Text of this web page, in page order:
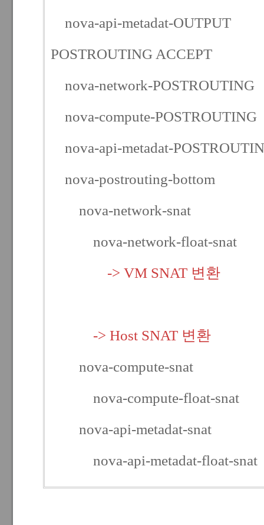
nova-api-metadat-OUTPUT
POSTROUTING ACCEPT
nova-network-POSTROUTING
nova-compute-POSTROUTING
nova-api-metadat-
nova-postrouting-bottom
nova-network-snat
nova-network-float-snat
-> VM SNAT 변환
-> Host SNAT 변환
nova-compute-snat
nova-compute-float-snat
nova-api-metadat-snat
nova-api-metadat-float-snat